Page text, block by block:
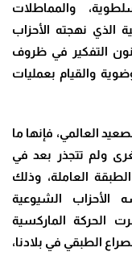
والمماطلات
الذي نهجته الأحزاب
التفكير في ظروف
والقيام بعمليات
العالمي، فإنها ما
ولم تتجذر بعد في
العاملة، وذلك
الأحزاب الشيوعية
الحركة الماركسية
الطبقي في بلادنا،